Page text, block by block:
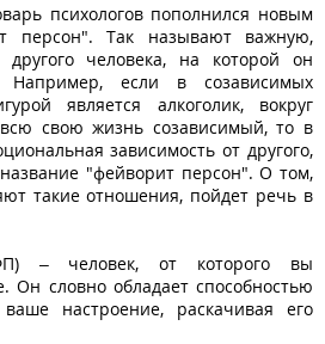
психологов пополнился новым
персон". Так называют важную,
человека, на которой он
Например, если в созависимых
является алкоголик, вокруг
всю свою жизнь созависимый, то в
зависимость от другого,
"фейворит персон". О том,
такие отношения, пойдет речь в
– человек, от которого вы
Он словно обладает способностью
настроение, раскачивая его